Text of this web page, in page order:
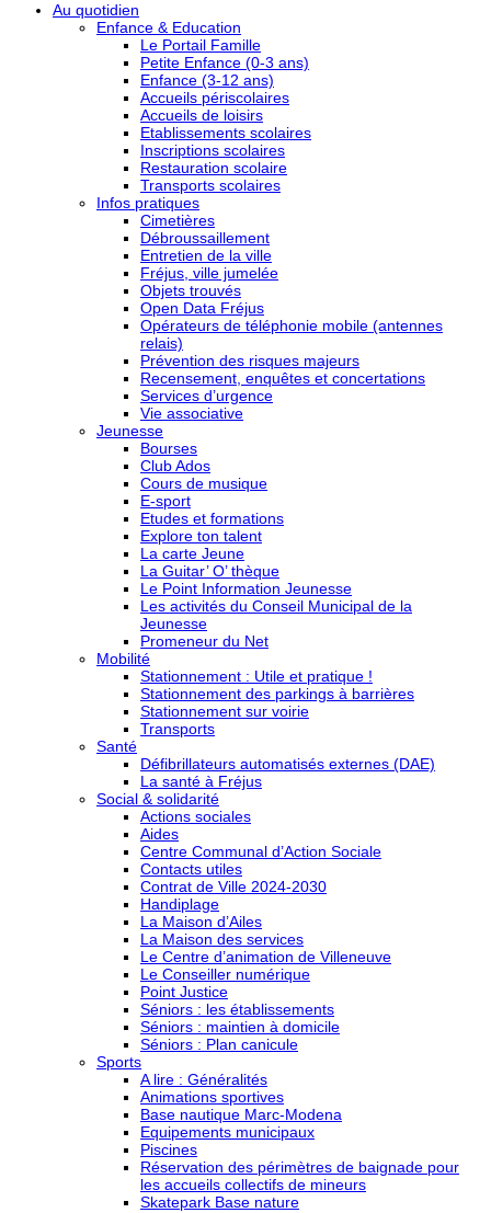
Au quotidien
Enfance & Education
Le Portail Famille
Petite Enfance (0-3 ans)
Enfance (3-12 ans)
Accueils périscolaires
Accueils de loisirs
Etablissements scolaires
Inscriptions scolaires
Restauration scolaire
Transports scolaires
Infos pratiques
Cimetières
Débroussaillement
Entretien de la ville
Fréjus, ville jumelée
Objets trouvés
Open Data Fréjus
Opérateurs de téléphonie mobile (antennes
relais)
Prévention des risques majeurs
Recensement, enquêtes et concertations
Services d’urgence
Vie associative
Jeunesse
Bourses
Club Ados
Cours de musique
E-sport
Etudes et formations
Explore ton talent
La carte Jeune
La Guitar’ O’ thèque
Le Point Information Jeunesse
Les activités du Conseil Municipal de la
Jeunesse
Promeneur du Net
Mobilité
Stationnement : Utile et pratique !
Stationnement des parkings à barrières
Stationnement sur voirie
Transports
Santé
Défibrillateurs automatisés externes (DAE)
La santé à Fréjus
Social & solidarité
Actions sociales
Aides
Centre Communal d’Action Sociale
Contacts utiles
Contrat de Ville 2024-2030
Handiplage
La Maison d’Ailes
La Maison des services
Le Centre d’animation de Villeneuve
Le Conseiller numérique
Point Justice
Séniors : les établissements
Séniors : maintien à domicile
Séniors : Plan canicule
Sports
A lire : Généralités
Animations sportives
Base nautique Marc-Modena
Equipements municipaux
Piscines
Réservation des périmètres de baignade pour
les accueils collectifs de mineurs
Skatepark Base nature